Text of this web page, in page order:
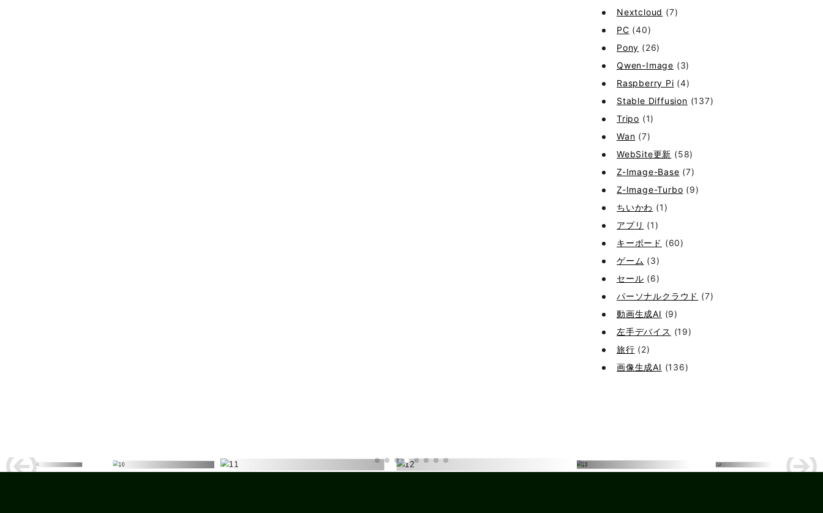
Nextcloud (7)
PC (40)
Pony (26)
Qwen-Image (3)
Raspberry Pi (4)
Stable Diffusion (137)
Tripo (1)
Wan (7)
WebSite更新 (58)
Z-Image-Base (7)
Z-Image-Turbo (9)
ちいかわ (1)
アプリ (1)
キーボード (60)
ゲーム (3)
セール (6)
パーソナルクラウド (7)
動画生成AI (9)
左手デバイス (19)
旅行 (2)
画像生成AI (136)